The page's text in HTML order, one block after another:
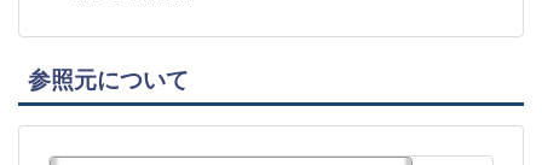
参照元について